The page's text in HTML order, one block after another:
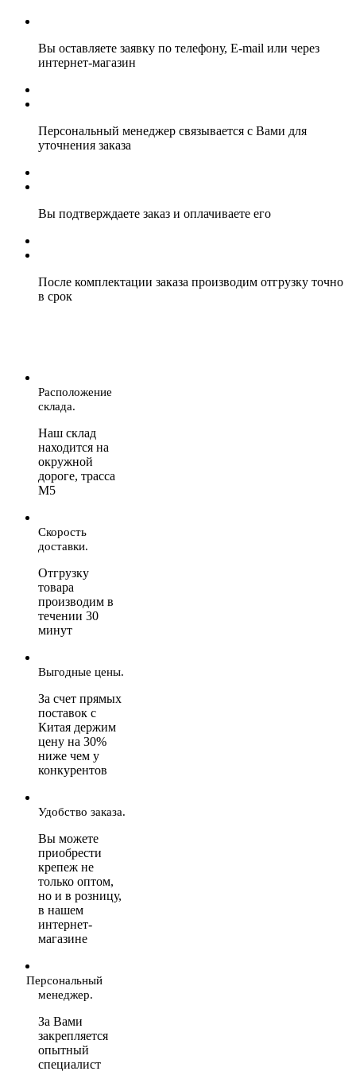
Вы оставляете заявку по телефону, E-mail или через
интернет-магазин
Персональный менеджер связывается с Вами для
уточнения заказа
Вы подтверждаете заказ и оплачиваете его
После комплектации заказа производим отгрузку точно
в срок
Расположение
склада.
Наш склад
находится на
окружной
дороге, трасса
М5
Скорость
доставки.
Отгрузку
товара
производим в
течении 30
минут
Выгодные цены.
За счет прямых
поставок с
Китая держим
цену на 30%
ниже чем у
конкурентов
Удобство заказа.
Вы можете
приобрести
крепеж не
только оптом,
но и в розницу,
в нашем
интернет-
магазине
Персональный
менеджер.
За Вами
закрепляется
опытный
специалист